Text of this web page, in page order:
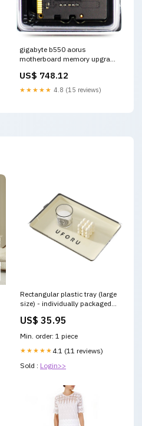
gigabyte b550 aorus
motherboard memory upgrade
US$ 748.12
★★★★★ 4.8 (15 reviews)
Rectangular plastic tray (large
size) - individually packaged
US$ 35.95
Min. order: 1 piece
★★★★★ 4.1 (11 reviews)
Sold : Login>>